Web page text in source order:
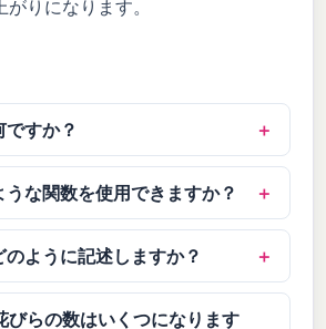
りになります。
すか？
な関数を使用できますか？
ように記述しますか？
らの数はいくつになります